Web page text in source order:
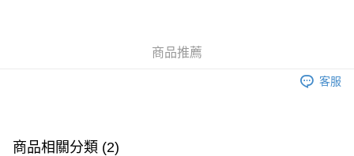
取。逾期會取消訂單，並不會安排重寄
商品推薦
客服
商品相關分類 (2)